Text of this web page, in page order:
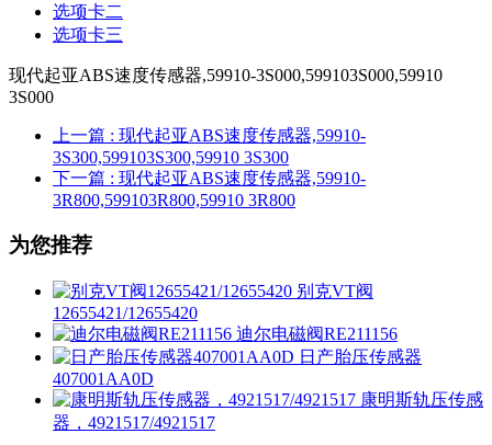
选项卡二
选项卡三
现代起亚ABS速度传感器,59910-3S000,599103S000,59910
3S000
上一篇 : 现代起亚ABS速度传感器,59910-
3S300,599103S300,59910 3S300
下一篇 : 现代起亚ABS速度传感器,59910-
3R800,599103R800,59910 3R800
为您推荐
别克VT阀
12655421/12655420
迪尔电磁阀RE211156
日产胎压传感器
407001AA0D
康明斯轨压传感
器，4921517/4921517